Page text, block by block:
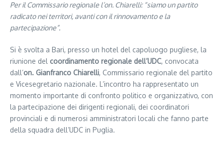
Per il Commissario regionale l’on. Chiarelli: “siamo un partito
radicato nei territori, avanti con il rinnovamento e la
partecipazione”.
Si è svolta a Bari, presso un hotel del capoluogo pugliese, la
riunione del coordinamento regionale dell’UDC, convocata
dall’on. Gianfranco Chiarelli, Commissario regionale del partito
e Vicesegretario nazionale. L’incontro ha rappresentato un
momento importante di confronto politico e organizzativo, con
la partecipazione dei dirigenti regionali, dei coordinatori
provinciali e di numerosi amministratori locali che fanno parte
della squadra dell’UDC in Puglia.